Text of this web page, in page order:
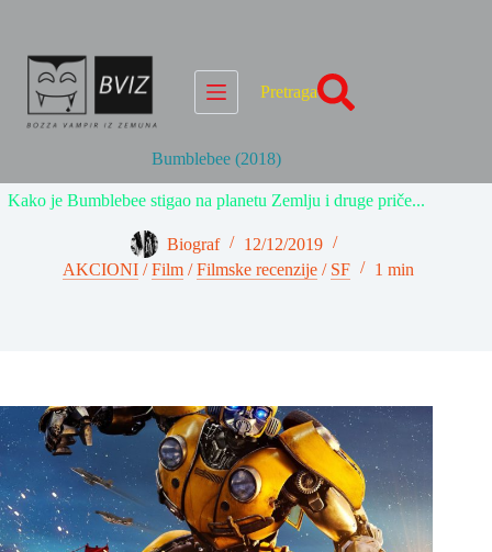
Pretraga
Bumblebee (2018)
Kako je Bumblebee stigao na planetu Zemlju i druge priče...
Biograf
12/12/2019
AKCIONI /Film /Filmske recenzije / SF 1 min